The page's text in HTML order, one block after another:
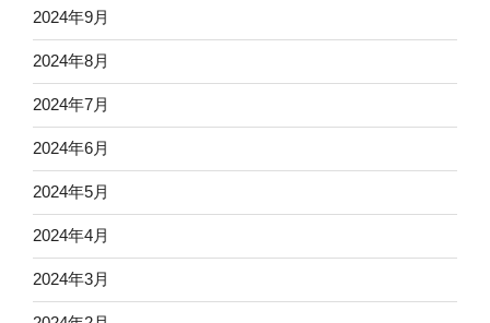
2024年9月
2024年8月
2024年7月
2024年6月
2024年5月
2024年4月
2024年3月